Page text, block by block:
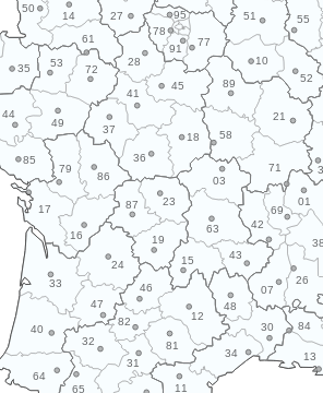
10
11
12
13
14
15
16
17
18
19
21
23
24
26
27
28
30
31
32
33
34
35
36
37
40
41
42
43
44
45
46
47
48
49
50
51
52
53
55
58
61
63
64
65
69
01
03
07
71
72
77
78
79
81
82 84
85
86
87
89
91
95